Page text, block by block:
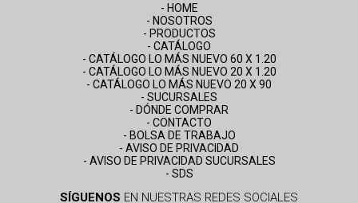
- HOME
- NOSOTROS
- PRODUCTOS
- CATÁLOGO
- CATÁLOGO LO MÁS NUEVO 60 X 1.20
- CATÁLOGO LO MÁS NUEVO 20 X 1.20
- CATÁLOGO LO MÁS NUEVO 20 X 90
- SUCURSALES
- DÓNDE COMPRAR
- CONTACTO
- BOLSA DE TRABAJO
- AVISO DE PRIVACIDAD
- AVISO DE PRIVACIDAD SUCURSALES
- SDS
SÍGUENOS EN NUESTRAS REDES SOCIALES